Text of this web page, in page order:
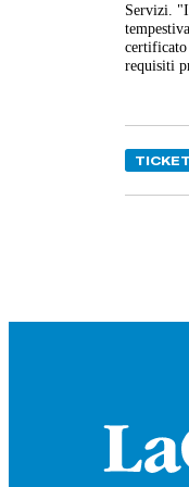
Servizi.
certificato
requisiti
TICKET